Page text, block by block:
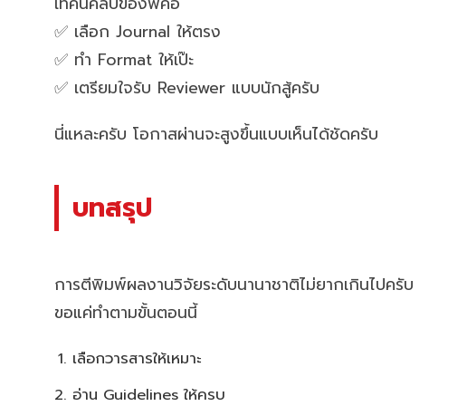
✅ เลือก Journal ให้ตรง
✅ ทำ Format ให้เป๊ะ
✅ เตรียมใจรับ Reviewer แบบนักสู้ครับ
นี่แหละครับ โอกาสผ่านจะสูงขึ้นแบบเห็นได้ชัดครับ
บทสรุป
การตีพิมพ์ผลงานวิจัยระดับนานาชาติไม่ยากเกินไปครับ
ขอแค่ทำตามขั้นตอนนี้
เลือกวารสารให้เหมาะ
อ่าน Guidelines ให้ครบ